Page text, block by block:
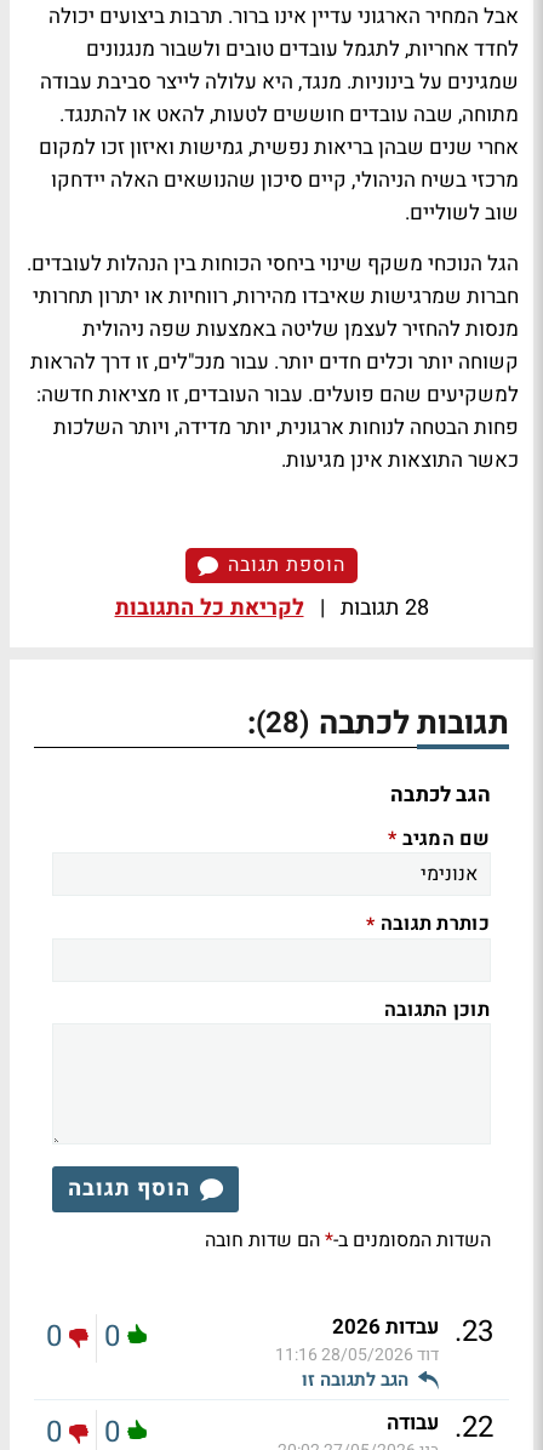
אבל המחיר הארגוני עדיין אינו ברור. תרבות ביצועים יכולה
לחדד אחריות, לתגמל עובדים טובים ולשבור מנגנונים
שמגינים על בינוניות. מנגד, היא עלולה לייצר סביבת עבודה
מתוחה, שבה עובדים חוששים לטעות, להאט או להתנגד.
אחרי שנים שבהן בריאות נפשית, גמישות ואיזון זכו למקום
מרכזי בשיח הניהולי, קיים סיכון שהנושאים האלה יידחקו
שוב לשוליים.
הגל הנוכחי משקף שינוי ביחסי הכוחות בין הנהלות לעובדים.
חברות שמרגישות שאיבדו מהירות, רווחיות או יתרון תחרותי
מנסות להחזיר לעצמן שליטה באמצעות שפה ניהולית
קשוחה יותר וכלים חדים יותר. עבור מנכ"לים, זו דרך להראות
למשקיעים שהם פועלים. עבור העובדים, זו מציאות חדשה:
פחות הבטחה לנוחות ארגונית, יותר מדידה, ויותר השלכות
כאשר התוצאות אינן מגיעות.
הוספת תגובה
28 תגובות | לקריאת כל התגובות
תגובות לכתבה (28)
:
הגב לכתבה
שם המגיב *
כותרת תגובה *
תוכן התגובה
הוסף תגובה
השדות המסומנים ב-*הם שדות חובה
23
. עבדות 2026
דוד28/05/2026 11:16
הגב לתגובה זו
0
0
22
. עבודה 0
0